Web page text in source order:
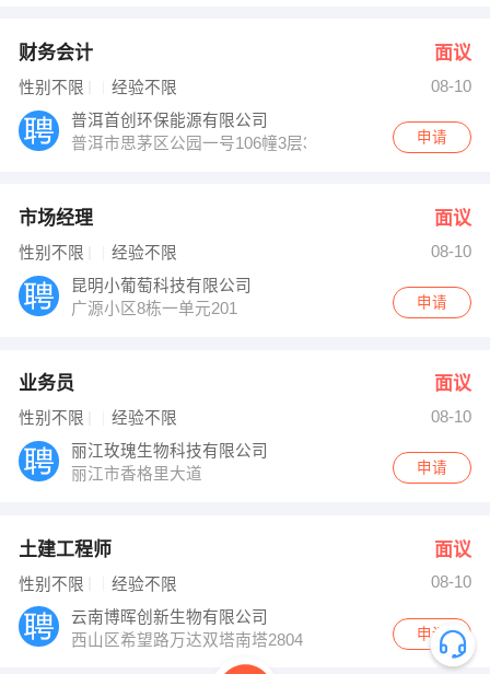
财务会计 面议
性别不限 经验不限
08-10
普洱首创环保能源有限公司
普洱市思茅区公园一号106幢3层315室
申请
市场经理 面议
性别不限 经验不限
08-10
昆明小葡萄科技有限公司
广源小区8栋一单元201
申请
业务员 面议
性别不限 经验不限
08-10
丽江玫瑰生物科技有限公司
丽江市香格里大道
申请
土建工程师 面议
性别不限 经验不限
08-10
云南博晖创新生物有限公司
西山区希望路万达双塔南塔2804
申请